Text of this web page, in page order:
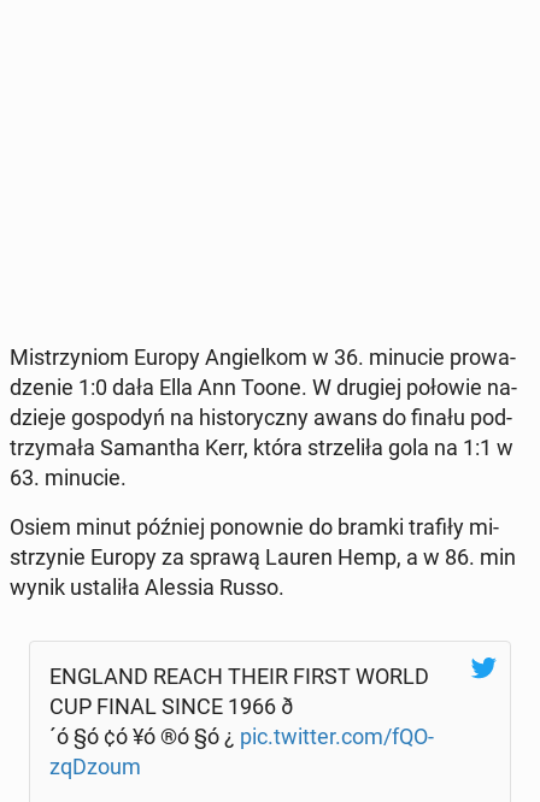
Mi­strzy­niom Europy An­giel­kom w 36. minucie pro­wa­
dze­nie 1:0 dała Ella Ann Toone. W drugiej połowie na­
dzie­je go­spo­dyń na hi­sto­rycz­ny awans do finału pod­
trzy­ma­ła Sa­man­tha Kerr, która strze­li­ła gola na 1:1 w
63. minucie.
Osiem minut później po­now­nie do bramki trafiły mi­
strzy­nie Europy za sprawą Lauren Hemp, a w 86. min
wynik usta­li­ła Alessia Russo.
ENGLAND REACH THEIR FIRST WORLD
CUP FINAL SINCE 1966 ð
´ó §ó ¢ó ¥ó ®ó §ó ¿ pic.twitter.com/fQO­
zqDzo­um